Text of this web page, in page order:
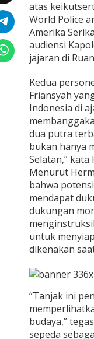
i
i
l
I
i
i
2
atas
World Police
Amerika
audiensi
jajaran di
Kedua
Friansyah
Indonesia di
dua putra
bukan hanya
Selatan,”
Menurut
bahwa
mendapat
dukungan
untuk
dikenakan
“Tanjak ini
budaya,”
sepeda